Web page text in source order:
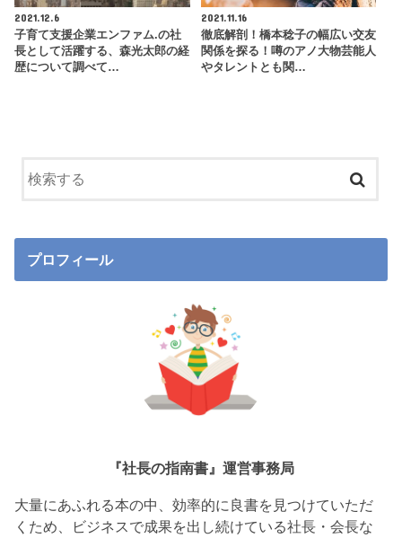
2021.12.6
子育て支援企業エンファム.の社
長として活躍する、森光太郎の経
歴について調べて…
2021.11.16
徹底解剖！橋本稔子の幅広い交友
関係を探る！噂のアノ大物芸能人
やタレントとも関…
プロフィール
『社長の指南書』運営事務局
大量にあふれる本の中、効率的に良書を見つけていただ
くため、ビジネスで成果を出し続けている社長・会長な